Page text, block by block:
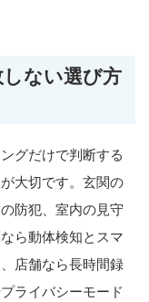
ない選び方
グだけで判断する
大切です。玄関の
防犯、室内の見守
ら動体検知とスマ
店舗なら長時間録
ライバシーモード